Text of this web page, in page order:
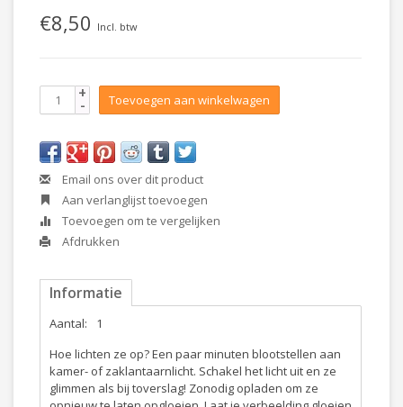
€8,50 Incl. btw
+
- Toevoegen aan winkelwagen
Email ons over dit product
Aan verlanglijst toevoegen
Toevoegen om te vergelijken
Afdrukken
Informatie
Aantal:
1
Hoe lichten ze op? Een paar minuten blootstellen aan
kamer- of zaklantaarnlicht. Schakel het licht uit en ze
glimmen als bij toverslag! Zonodig opladen om ze